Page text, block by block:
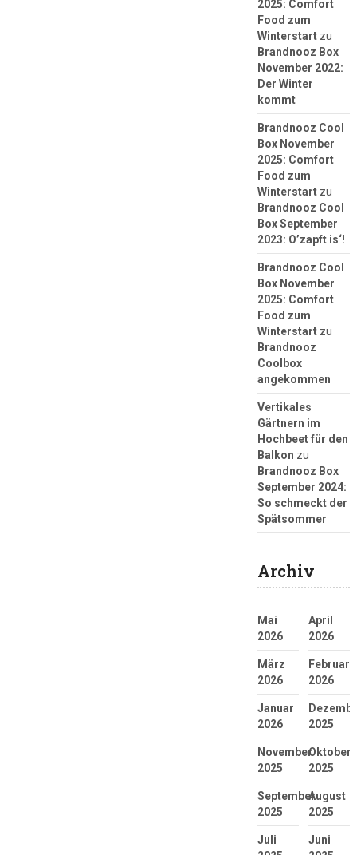
2025: Comfort
Food zum
Winterstartzu
Brandnooz Box
November 2022:
Der Winter
kommt
Brandnooz Cool
Box November
2025: Comfort
Food zum
Winterstartzu
Brandnooz Cool
Box September
2023: O’zapft is‘!
Brandnooz Cool
Box November
2025: Comfort
Food zum
Winterstartzu
Brandnooz
Coolbox
angekommen
Vertikales
Gärtnern im
Hochbeet für den
Balkon zu
Brandnooz Box
September 2024:
So schmeckt der
Spätsommer
Archiv
Mai
2026
April
2026
März
2026
Februar
2026
Januar
2026
2025
November
2025
Oktober
2025
September
2025
August
2025
Juli
Juni